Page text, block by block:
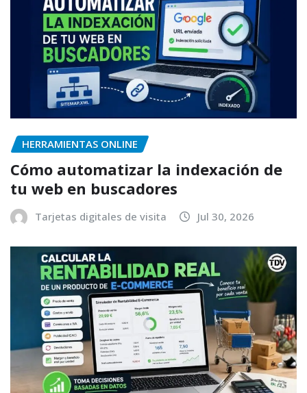
HERRAMIENTAS ONLINE
Cómo automatizar la indexación de
tu web en buscadores
Tarjetas digitales de visita Jul 30, 2026